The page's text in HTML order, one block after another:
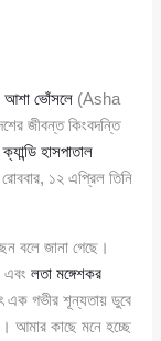
আশা ভোঁসলে (Asha
জীবন্ত কিংবদন্তি
ক্যান্ডি হাসপাতাল
১২ এপ্রিল তিনি
বলে জানা গেছে।
এবংলতা মঙ্গেশকর
গভীর শূন্যতায় ডুবে
আমার কাছে মনে হচ্ছে